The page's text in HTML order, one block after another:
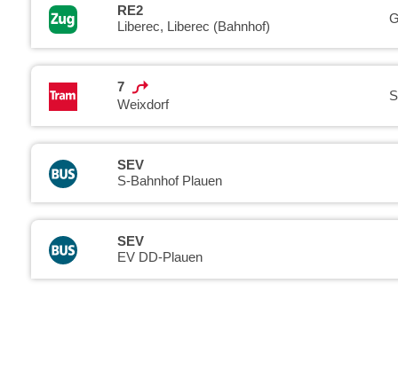
RE2
Liberec, Liberec (Bahnhof)
7
Weixdorf
SEV
S-Bahnhof Plauen
SEV
EV DD-Plauen